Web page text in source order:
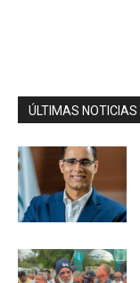
ÚLTIMAS NOTICIAS